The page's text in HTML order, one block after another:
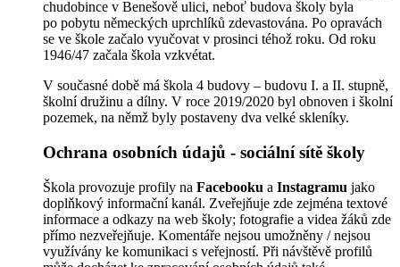
chudobince v Benešově ulici, neboť budova školy byla
po pobytu německých uprchlíků zdevastována. Po opravách
se ve škole začalo vyučovat v prosinci téhož roku. Od roku
1946/47 začala škola vzkvétat.
V současné době má škola 4 budovy – budovu I. a II. stupně,
školní družinu a dílny. V roce 2019/2020 byl obnoven i školní
pozemek, na němž byly postaveny dva velké skleníky.
Ochrana osobních údajů - sociální sítě školy
Škola provozuje profily na Facebooku a Instagramu jako
doplňkový informační kanál. Zveřejňuje zde zejména textové
informace a odkazy na web školy; fotografie a videa žáků zde
přímo nezveřejňuje. Komentáře nejsou umožněny / nejsou
využívány ke komunikaci s veřejností. Při návštěvě profilů